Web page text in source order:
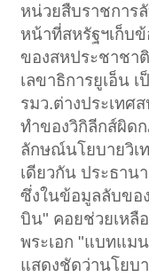
หน่วยสืบราชการ
หน้าที่สหรัฐฯเก็บ
ของสหประชาชา
เลขาธิการยูเอ็น
รมว.ต่างประเทศ
ทำของวิกิลีกส์ผิด
ลักษณ์นโยบายวิเ
เดียวกัน ประธาน
ซึ่งในข้อมูลลับของ
บิน" คอยช่วยเหลื
พระเอก "แบทแม
แสดงชัดว่านโยบ